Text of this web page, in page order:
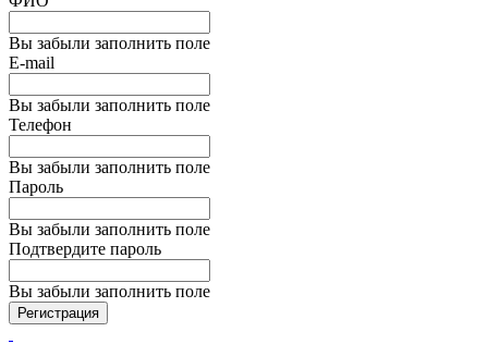
Вы забыли заполнить поле
E-mail
Вы забыли заполнить поле
Телефон
Вы забыли заполнить поле
Пароль
Вы забыли заполнить поле
Подтвердите пароль
Вы забыли заполнить поле
Регистрация